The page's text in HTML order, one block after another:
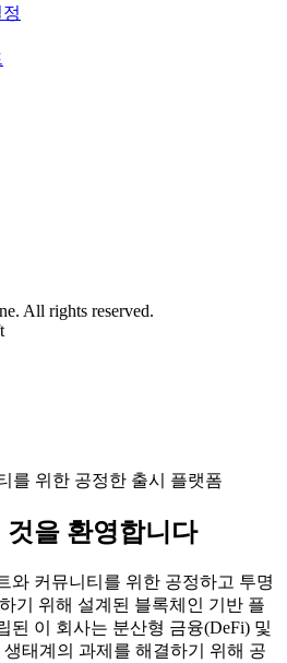
All rights reserved.
를 위한 공정한 출시 플랫폼
것을 환영합니다
와 커뮤니티를 위한 공정하고 투명
기 위해 설계된 블록체인 기반 플
된 이 회사는 분산형 금융(DeFi) 및
태계의 과제를 해결하기 위해 공